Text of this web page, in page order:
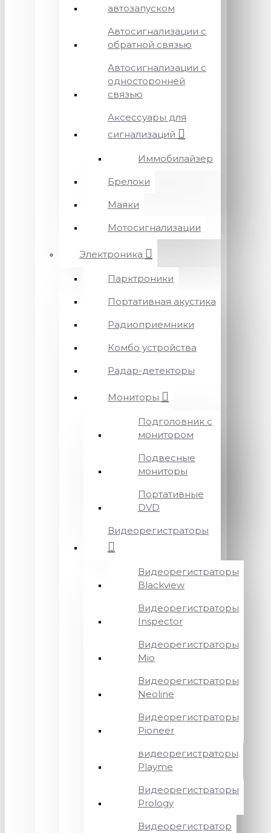
автозапуском
Автосигнализации с
обратной связью
Автосигнализации с
односторонней
связью
Аксессуары для
сигнализаций
Иммобилайзер
Брелоки
Маяки
Мотосигнализации
Электроника
Парктроники
Портативная акустика
Радиоприемники
Комбо устройства
Радар-детекторы
Мониторы
Подголовник с
монитором
Подвесные
мониторы
Портативные
DVD
Видеорегистраторы
Видеорегистраторы
Blackview
Видеорегистраторы
Inspector
Видеорегистраторы
Mio
Видеорегистраторы
Neoline
Видеорегистраторы
Pioneer
видеорегистраторы
Playme
Видеорегистраторы
Prology
Видеорегистратор